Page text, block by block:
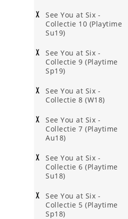
See You at Six -
Collectie 10 (Playtime
Su19)
See You at Six -
Collectie 9 (Playtime
Sp19)
See You at Six -
Collectie 8 (W18)
See You at Six -
Collectie 7 (Playtime
Au18)
See You at Six -
Collectie 6 (Playtime
Su18)
See You at Six -
Collectie 5 (Playtime
Sp18)